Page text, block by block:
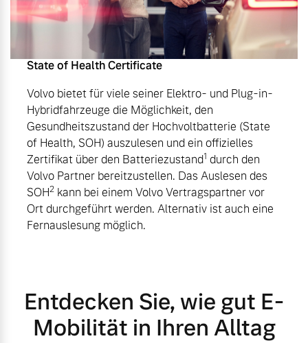
State of Health Certificate
Volvo bietet für viele seiner Elektro- und Plug-in-
Hybridfahrzeuge die Möglichkeit, den
Gesundheitszustand der Hochvoltbatterie (State
of Health, SOH) auszulesen und ein offizielles
Zertifikat über den Batteriezustand1 durch den
Volvo Partner bereitzustellen. Das Auslesen des
SOH2 kann bei einem Volvo Vertragspartner vor
Ort durchgeführt werden. Alternativ ist auch eine
Fernauslesung möglich.
Entdecken Sie, wie gut E-
Mobilität in Ihren Alltag